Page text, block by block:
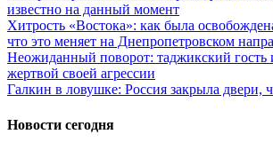
известно на данный момент
Хитрость «Востока»: как была
что это меняет на Днепропетровском
Неожиданный поворот: таджикский гость
жертвой своей агрессии
Галкин в ловушке: Россия закрыла двери,
Новости сегодня